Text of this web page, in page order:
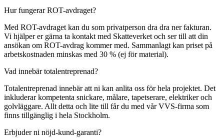
Hur fungerar ROT-avdraget?
Med ROT-avdraget kan du som privatperson dra dra ner fakturan.
Vi hjälper er gärna ta kontakt med Skatteverket och ser till att din
ansökan om ROT-avdrag kommer med. Sammanlagt kan priset på
arbetskostnaden minskas med 30 % (ej för material).
Vad innebär totalentreprenad?
Totalentreprenad innebär att ni kan anlita oss för hela projektet. Det
inkluderar kompetenta snickare, målare, tapetserare, elektriker och
golvläggare. Allt detta och lite till får du med vår VVS-firma som
finns tillgänglig i hela Stockholm.
Erbjuder ni nöjd-kund-garanti?